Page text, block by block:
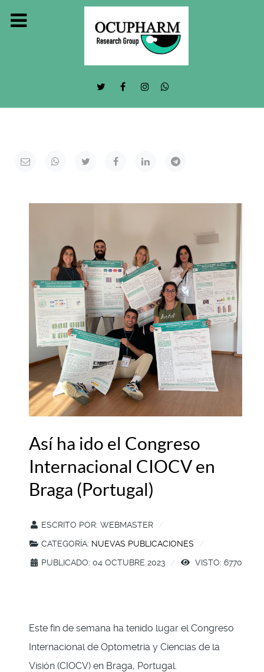
Así ha ido el Congreso
Internacional CIOCV en
Braga (Portugal)
ESCRITO POR: WEBMASTER
CATEGORÍA: NUEVAS PUBLICACIONES
PUBLICADO: 04 OCTUBRE 2023
VISTO: 6770
Este fin de semana ha tenido lugar el Congreso
Internacional de Optometria y Ciencias de la
Visión (CIOCV) en Braga, Portugal.